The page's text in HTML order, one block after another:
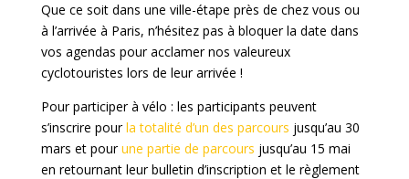
Que ce soit dans une ville-étape près de chez vous ou
à l’arrivée à Paris, n’hésitez pas à bloquer la date dans
vos agendas pour acclamer nos valeureux
cyclotouristes lors de leur arrivée !
Pour participer à vélo : les participants peuvent
s’inscrire pourla totalité d’un des parcours jusqu’au 30
mars et pourune partie de parcours jusqu’au 15 mai
en retournant leur bulletin d’inscription et le règlement